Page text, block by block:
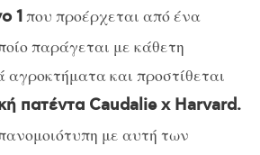
1που προέρχεται από ένα
παράγεται με κάθετη
αγροκτήματα και προστίθεται
πατέντα Caudalie x Harvard.
με αυτή των